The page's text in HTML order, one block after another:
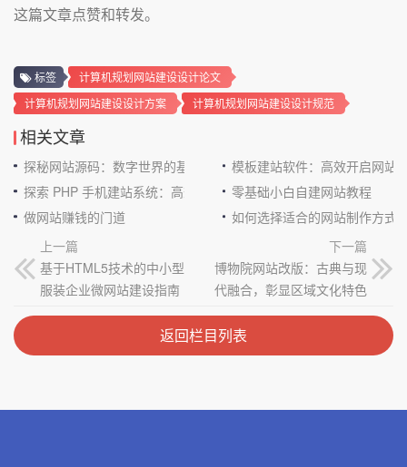
这篇文章点赞和转发。
标签
计算机规划网站建设设计论文
计算机规划网站建设设计方案
计算机规划网站建设设计规范
相关文章
探秘网站源码：数字世界的基石
模板建站软件：高效开启网站
探索 PHP 手机建站系统：高效与便捷的完美结合零基础小白自建网站教程
做网站赚钱的门道
如何选择适合的网站制作方式
上一篇
基于HTML5技术的中小型
服装企业微网站建设指南
下一篇
博物院网站改版：古典与现
代融合，彰显区域文化特色
返回栏目列表